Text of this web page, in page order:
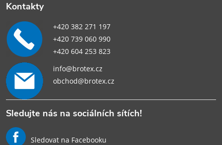
Kontakty
+420 382 271 197
+420 739 060 990
+420 604 253 823
info@brotex.cz
obchod@brotex.cz
Sledujte nás na sociálních sítích!
Sledovat na Facebooku